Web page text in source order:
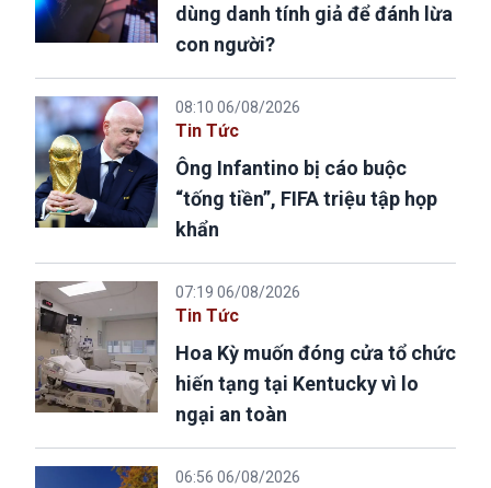
dùng danh tính giả để đánh lừa
con người?
08:10 06/08/2026
Tin Tức
Ông Infantino bị cáo buộc
“tống tiền”, FIFA triệu tập họp
khẩn
07:19 06/08/2026
Tin Tức
Hoa Kỳ muốn đóng cửa tổ chức
hiến tạng tại Kentucky vì lo
ngại an toàn
06:56 06/08/2026